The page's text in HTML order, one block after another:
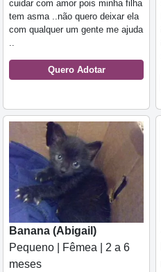
cuidar com amor pois minha filha
tem asma ..não quero deixar ela
com qualquer um gente me ajuda
..
Quero Adotar
Banana (Abigail)
Pequeno | Fêmea | 2 a 6
meses